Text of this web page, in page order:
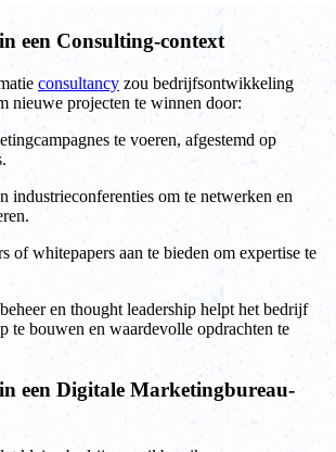
een Consulting-context
consultancy zou bedrijfsontwikkeling
nieuwe projecten te winnen door:
te voeren, afgestemd op
industrieconferenties om te netwerken en
of whitepapers aan te bieden om expertise te
en thought leadership helpt het bedrijf
te bouwen en waardevolle opdrachten te
een Digitale Marketingbureau-